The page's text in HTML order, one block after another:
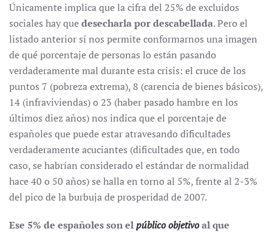
Únicamente implica que la cifra del 25% de excluidos
sociales hay quedesecharla por descabellada. Pero el
listado anterior sí nos permite conformarnos una imagen
de qué porcentaje de personas lo están pasando
verdaderamente mal durante esta crisis: el cruce de los
puntos 7 (pobreza extrema), 8 (carencia de bienes básicos),
14 (infraviviendas) o 23 (haber pasado hambre en los
últimos diez años) nos indica que el porcentaje de
españoles que puede estar atravesando dificultades
verdaderamente acuciantes (dificultades que, en todo
caso, se habrían considerado el estándar de normalidad
hace 40 o 50 años) se halla en torno al 5%, frente al 2-3%
del pico de la burbuja de prosperidad de 2007.
Ese 5% de españoles son elpúblico objetivoal que